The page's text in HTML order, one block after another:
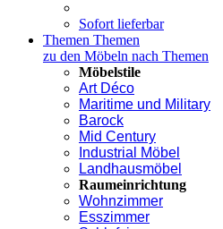
Sofort lieferbar
Themen Themen
zu den Möbeln nach Themen
Möbelstile
Art Déco
Maritime und Military
Barock
Mid Century
Industrial Möbel
Landhausmöbel
Raumeinrichtung
Wohnzimmer
Esszimmer